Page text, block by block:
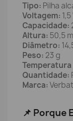
Tipo: Pilha
Voltagem: 1,5
Capacidade:
Altura: 50,5
Diâmetro:
Peso: 23 g
Quantidade:
Marca:
📌 Porque